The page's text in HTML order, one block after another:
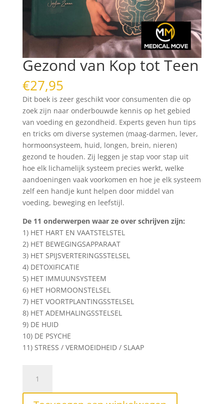
Gezond van Kop tot Teen
€27,95
Dit boek is zeer geschikt voor consumenten die op
zoek zijn naar onderbouwde kennis op het gebied
van voeding en gezondheid. Experts geven hun tips
en tricks om diverse systemen (maag-darmen, lever,
hormoonsysteem, huid, longen, brein, nieren)
gezond te houden. Zij leggen je stap voor stap uit
hoe elk lichamelijk systeem precies werkt, welke
aandoeningen vaak voorkomen en hoe je elk systeem
zelf een handje kunt helpen door middel van
voeding, beweging en leefstijl.
De 11 onderwerpen waar ze over schrijven zijn:
1) HET HART EN VAATSTELSTEL
2) HET BEWEGINGSAPPARAAT
3) HET SPIJSVERTERINGSSTELSEL
4) DETOXIFICATIE
5) HET IMMUUNSYSTEEM
6) HET HORMOONSTELSEL
7) HET VOORTPLANTINGSSTELSEL
8) HET ADEMHALINGSSTELSEL
9) DE HUID
10) DE PSYCHE
11) STRESS / VERMOEIDHEID / SLAAP
Kop